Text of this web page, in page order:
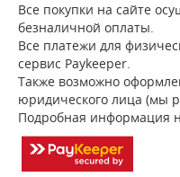
Все покупки на сайте
безналичной оплаты.
Все платежи для
сервис Paykeeper.
Также возможно
юридического лица (мы
Подробная информация